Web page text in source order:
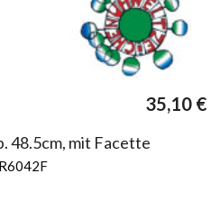
35,10 €
48.5cm, mit Facette